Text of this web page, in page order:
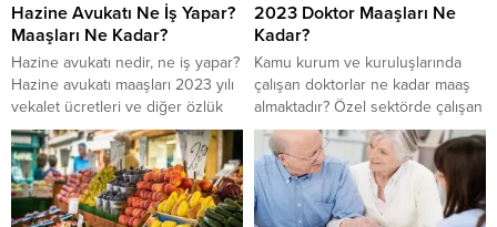
Hazine Avukatı Ne İş Yapar?
Maaşları Ne Kadar?
Hazine avukatı nedir, ne iş yapar?
Hazine avukatı maaşları 2023 yılı
vekalet ücretleri ve diğer özlük
hakları.
2023 Doktor Maaşları Ne
Kadar?
Kamu kurum ve kuruluşlarında
çalışan doktorlar ne kadar maaş
almaktadır? Özel sektörde çalışan
doktorlar ne kadar maaş
almaktadır? 2023 doktor maaşları
ne kadar? En son zam ile birlikte
doktor maaşları ne kadar oldu?